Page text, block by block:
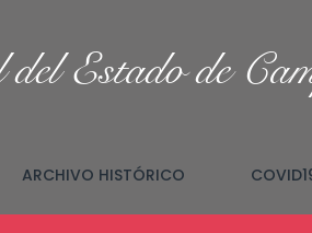
Estado de
ARCHIVO HISTÓRICO